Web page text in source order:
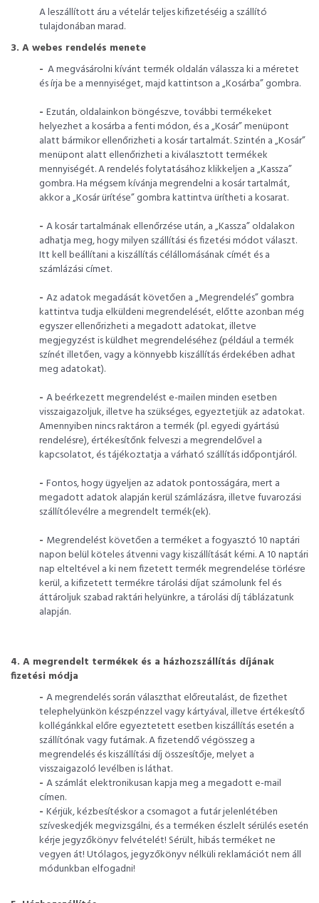
A leszállított áru a vételár teljes kifizetéséig a szállító
tulajdonában marad.
3. A webes rendelés menete
- A megvásárolni kívánt termék oldalán válassza ki a méretet
és írja be a mennyiséget, majd kattintson a „Kosárba” gombra.
- Ezután, oldalainkon böngészve, további termékeket
helyezhet a kosárba a fenti módon, és a „Kosár” menüpont
alatt bármikor ellenőrizheti a kosár tartalmát. Szintén a „Kosár”
menüpont alatt ellenőrizheti a kiválasztott termékek
mennyiségét. A rendelés folytatásához klikkeljen a „Kassza”
gombra. Ha mégsem kívánja megrendelni a kosár tartalmát,
akkor a „Kosár ürítése” gombra kattintva ürítheti a kosarat.
- A kosár tartalmának ellenőrzése után, a „Kassza” oldalakon
adhatja meg, hogy milyen szállítási és fizetési módot választ.
Itt kell beállítani a kiszállítás célállomásának címét és a
számlázási címet.
- Az adatok megadását követően a „Megrendelés” gombra
kattintva tudja elküldeni megrendelését, előtte azonban még
egyszer ellenőrizheti a megadott adatokat, illetve
megjegyzést is küldhet megrendeléséhez (például a termék
színét illetően, vagy a könnyebb kiszállítás érdekében adhat
meg adatokat).
- A beérkezett megrendelést e-mailen minden esetben
visszaigazoljuk, illetve ha szükséges, egyeztetjük az adatokat.
Amennyiben nincs raktáron a termék (pl. egyedi gyártású
rendelésre), értékesítőnk felveszi a megrendelővel a
kapcsolatot, és tájékoztatja a várható szállítás időpontjáról.
- Fontos, hogy ügyeljen az adatok pontosságára, mert a
megadott adatok alapján kerül számlázásra, illetve fuvarozási
szállítólevélre a megrendelt termék(ek).
- Megrendelést követően a terméket a fogyasztó 10 naptári
napon belül köteles átvenni vagy kiszállítását kérni. A 10 naptári
nap elteltével a ki nem fizetett termék megrendelése törlésre
kerül, a kifizetett termékre tárolási díjat számolunk fel és
áttároljuk szabad raktári helyünkre, a tárolási díj táblázatunk
alapján.
4. A megrendelt termékek és a házhozszállítás díjának
fizetési módja
- A megrendelés során választhat előreutalást, de fizethet
telephelyünkön készpénzzel vagy kártyával, illetve értékesítő
kollégánkkal előre egyeztetett esetben kiszállítás esetén a
szállítónak vagy futárnak. A fizetendő végösszeg a
megrendelés és kiszállítási díj összesítője, melyet a
visszaigazoló levélben is láthat.
- A számlát elektronikusan kapja meg a megadott e-mail
címen.
- Kérjük, kézbesítéskor a csomagot a futár jelenlétében
szíveskedjék megvizsgálni, és a terméken észlelt sérülés esetén
kérje jegyzőkönyv felvételét! Sérült, hibás terméket ne
vegyen át! Utólagos, jegyzőkönyv nélküli reklamációt nem áll
módunkban elfogadni!